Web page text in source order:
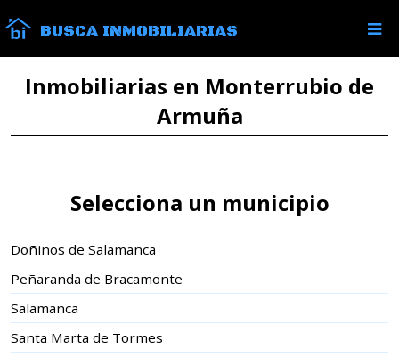
BUSCA INMOBILIARIAS
Inmobiliarias en Monterrubio de
Armuña
Selecciona un municipio
Doñinos de Salamanca
Peñaranda de Bracamonte
Salamanca
Santa Marta de Tormes